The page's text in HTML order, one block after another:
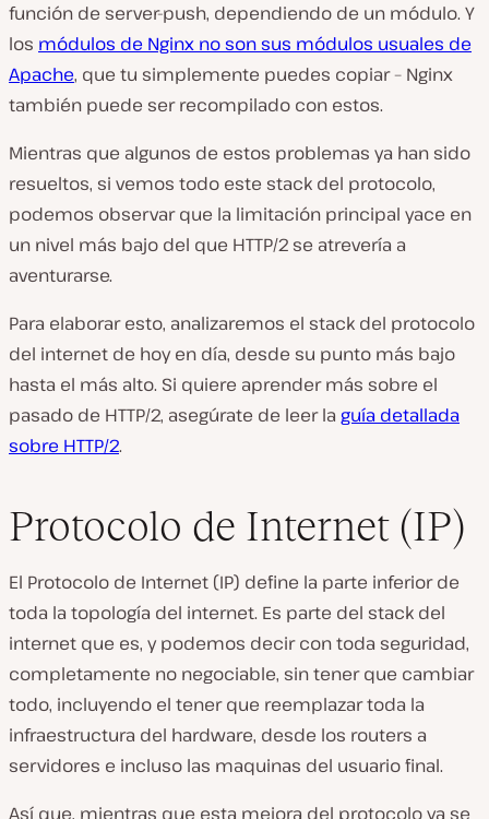
función de server-push, dependiendo de un módulo. Y
los módulos de Nginx no son sus módulos usuales de
Apache, que tu simplemente puedes copiar – Nginx
también puede ser recompilado con estos.
Mientras que algunos de estos problemas ya han sido
resueltos, si vemos todo este stack del protocolo,
podemos observar que la limitación principal yace en
un nivel más bajo del que HTTP/2 se atrevería a
aventurarse.
Para elaborar esto, analizaremos el stack del protocolo
del internet de hoy en día, desde su punto más bajo
hasta el más alto. Si quiere aprender más sobre el
pasado de HTTP/2, asegúrate de leer la guía detallada
sobre HTTP/2.
Protocolo de Internet (IP)
El Protocolo de Internet (IP) define la parte inferior de
toda la topología del internet. Es parte del stack del
internet que es, y podemos decir con toda seguridad,
completamente no negociable, sin tener que cambiar
todo, incluyendo el tener que reemplazar toda la
infraestructura del hardware, desde los routers a
servidores e incluso las maquinas del usuario final.
Así que, mientras que esta mejora del protocolo ya se